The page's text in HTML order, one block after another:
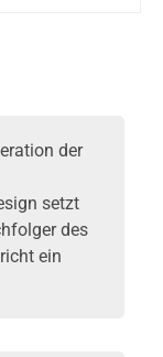
der
setzt
des
ein